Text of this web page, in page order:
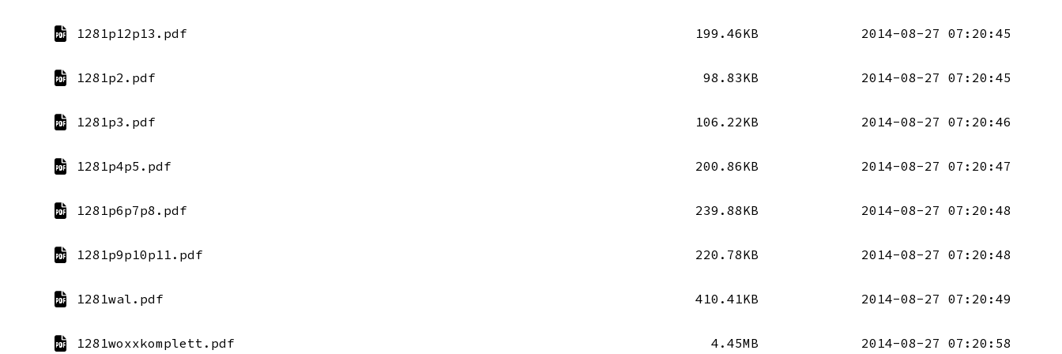
1281p12p13.pdf 199.46KB 2014-08-27 07:20:45
1281p2.pdf 98.83KB 2014-08-27 07:20:45
1281p3.pdf 106.22KB 2014-08-27 07:20:46
1281p4p5.pdf 200.86KB 2014-08-27 07:20:47
1281p6p7p8.pdf 239.88KB 2014-08-27 07:20:48
1281p9p10p11.pdf 220.78KB 2014-08-27 07:20:48
1281wal.pdf 410.41KB 2014-08-27 07:20:49
1281woxxkomplett.pdf 4.45MB 2014-08-27 07:20:58